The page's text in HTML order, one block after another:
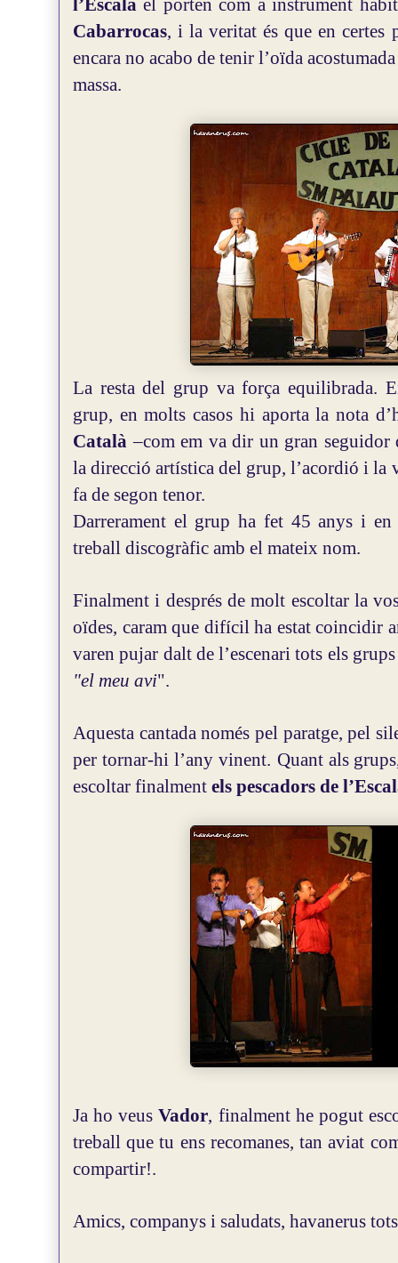
l’Escala el porten com a instrument
Cabarrocas, i la veritat és que en certes
encara no acabo de tenir l’oïda
massa.
La resta del grup va força equilibrada.
grup, en molts casos hi aporta la nota
Català –com em va dir un gran seguidor
la direcció artística del grup, l’acordió i la
fa de segon tenor.
Darrerament el grup ha fet 45 anys i en
treball discogràfic amb el mateix nom.
Finalment i després de molt escoltar la
oïdes, caram que difícil ha estat coincidir
varen pujar dalt de l’escenari tots els
"el meu avi".
Aquesta cantada només pel paratge, pel
per tornar-hi l’any vinent. Quant als
escoltar finalment els pescadors de
Ja ho veusVador, finalment he pogut
treball que tu ens recomanes, tan aviat
compartir!.
Amics, companys i saludats, havanerus